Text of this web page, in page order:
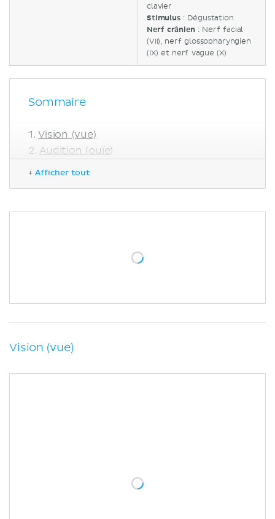
clavier
Stimulus: Dégustation
Nerf crânien: Nerf facial
(VII), nerf glossopharyngien
(IX) et nerf vague (X)
Sommaire
Vision (vue)
Audition (ouïe)
Sources
+ Afficher tout
Vision (vue)